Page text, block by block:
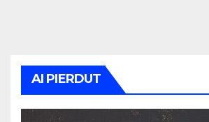
AI PIERDUT